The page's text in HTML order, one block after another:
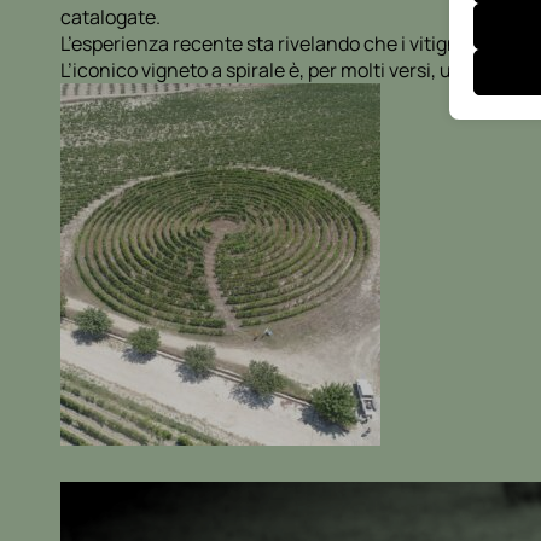
catalogate.
L’esperienza recente sta rivelando che i vitigni
L’iconico vigneto a spirale è, per molti versi, un “ponte